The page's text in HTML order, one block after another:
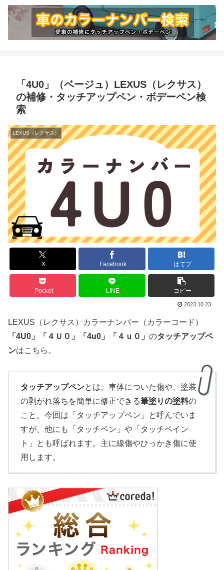
「4U0」（ベージュ）LEXUS（レクサス）
の補修・タッチアップペン・ボデーペン検
索
LEXUS（レクサス）
X Facebook はてブ
Pocket LINE コピー
2023.10.23
LEXUS（レクサス）カラーナンバー（カラーコード）
「 4U0 」 「４Ｕ０」 「4u0」「４ｕ０」 のタッチアップペ
ンはこちら。
タッチアップペンとは、車体についた傷や、塗装
の剥がれ落ちを簡単に修正できる筆塗りの塗料の
こと。今回は「タッチアップペン」と呼んでいま
すが、他にも「タッチペン」や「タッチペイン
ト」とも呼ばれます。主に線傷やひっかき傷に使
用します。